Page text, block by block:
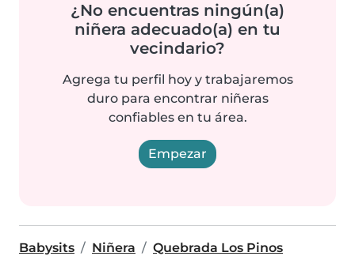
¿No encuentras ningún(a)
niñera adecuado(a) en tu
vecindario?
Agrega tu perfil hoy y trabajaremos
duro para encontrar niñeras
confiables en tu área.
Empezar
Babysits Niñera Quebrada Los Pinos